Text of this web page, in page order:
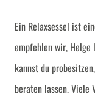
Ein Relaxsessel ist
empfehlen wir, Helge
kannst du
beraten lassen.